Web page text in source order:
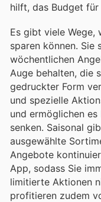
hilft, das Budget für
Es gibt viele Wege,
sparen können. Sie
wöchentlichen
Auge behalten, die
gedruckter Form
und spezielle
und ermöglichen
senken. Saisonal
ausgewählte
Angebote
App, sodass Sie
limitierte Aktionen
profitieren zudem